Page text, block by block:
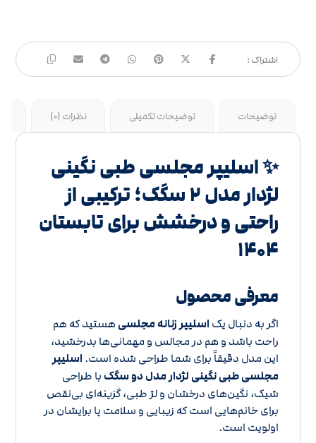
توضیحات توضیحات تکمیلی نظرات (0)
✨ اسلیپر مجلسی طبی نگینی
لژدار مدل ۲ سگک؛ ترکیبی از
راحتی و درخشش برای تابستان
۱۴۰۴
معرفی محصول
اگر به دنبال یک اسلیپر زنانه مجلسی هستید که هم
راحت باشد و هم در مجالس و مهمانی‌ها بدرخشید،
این مدل دقیقاً برای شما طراحی شده است. اسلیپر
مجلسی طبی نگینی لژدار مدل دو سگک با طراحی
شیک، نگین‌های درخشان و لژ طبی، گزینه‌ای بی‌نقص
برای خانم‌هایی است که زیبایی و سلامت پا برایشان در
اولویت است.